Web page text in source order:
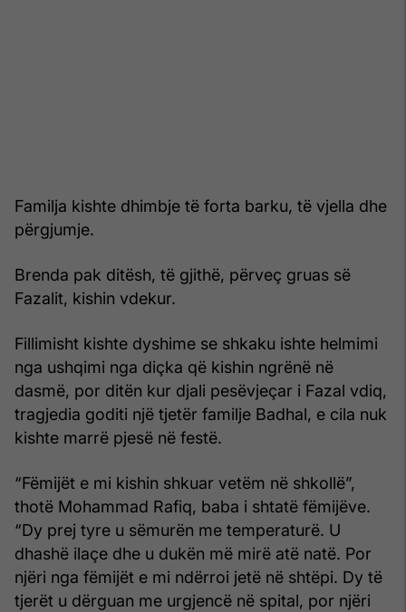
Familja kishte dhimbje të forta barku, të vjella dhe
përgjumje.
Brenda pak ditësh, të gjithë, përveç gruas së
Fazalit, kishin vdekur.
Fillimisht kishte dyshime se shkaku ishte helmimi
nga ushqimi nga diçka që kishin ngrënë në
dasmë, por ditën kur djali pesëvjeçar i Fazal vdiq,
tragjedia goditi një tjetër familje Badhal, e cila nuk
kishte marrë pjesë në festë.
“Fëmijët e mi kishin shkuar vetëm në shkollë”,
thotë Mohammad Rafiq, baba i shtatë fëmijëve.
“Dy prej tyre u sëmurën me temperaturë. U
dhashë ilaçe dhe u dukën më mirë atë natë. Por
njëri nga fëmijët e mi ndërroi jetë në shtëpi. Dy të
tjerët u dërguan me urgjencë në spital, por njëri